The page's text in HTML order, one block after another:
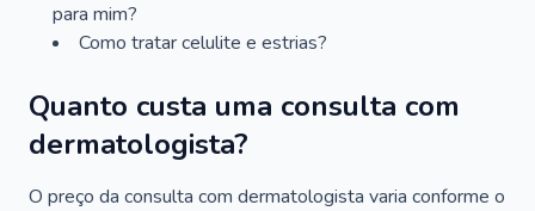
para mim?
Como tratar celulite e estrias?
Quanto custa uma consulta com
dermatologista?
O preço da consulta com dermatologista varia conforme o